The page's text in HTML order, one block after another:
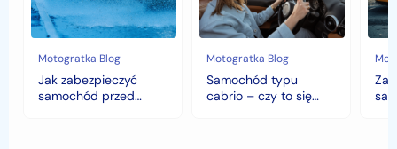
chłodami
i
deszczem?
Motogratka Blog
Jak zabezpieczyć
samochód przed
to
się
opłaca
w
polskim
klimacie?
Motogratka Blog
Samochód typu
cabrio – czy to się